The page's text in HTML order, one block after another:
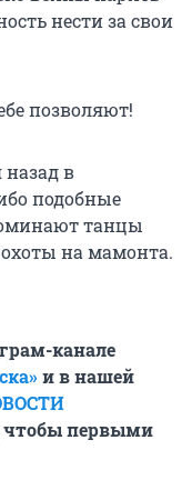
нести за свои
позволяют!
в
подобные
танцы
на мамонта.
канале
и в нашей
чтобы первыми